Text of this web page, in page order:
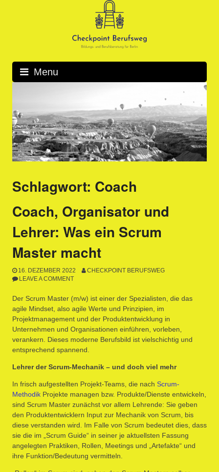
Menu
Schlagwort: Coach
Coach, Organisator und
Lehrer: Was ein Scrum
Master macht
16. DEZEMBER 2022
CHECKPOINT BERUFSWEG
LEAVE A COMMENT
Der Scrum Master (m/w) ist einer der Spezialisten, die das
agile Mindset, also agile Werte und Prinzipien, im
Projektmanagement und der Produktentwicklung in
Unternehmen und Organisationen einführen, vorleben,
verankern. Dieses moderne Berufsbild ist vielschichtig und
entsprechend spannend.
Lehrer der Scrum-Mechanik – und doch viel mehr
In frisch aufgestellten Projekt-Teams, die nach Scrum-
Methodik Projekte managen bzw. Produkte/Dienste entwickeln,
sind Scrum Master zunächst vor allem Lehrende: Sie geben
den Produktentwicklern Input zur Mechanik von Scrum, bis
diese verstanden wird. Im Falle von Scrum bedeutet dies, dass
sie die im „Scrum Guide“ in seiner je aktuellsten Fassung
angelegten Praktiken, Rollen, Meetings und „Artefakte“ und
ihre Funktion/Bedeutung vermitteln.